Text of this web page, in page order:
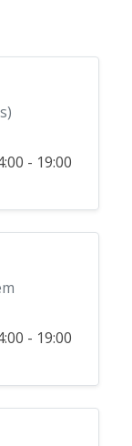
- 19:00
- 19:00